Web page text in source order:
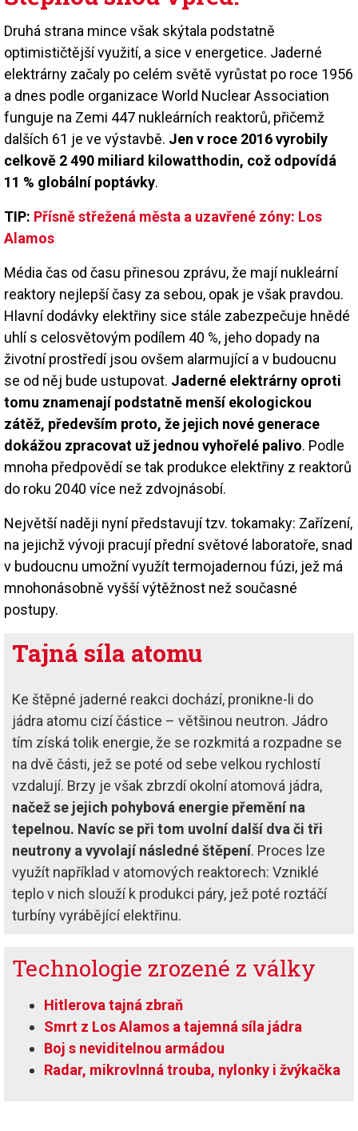
Druhá strana mince však skýtala podstatně
optimističtější využití, a sice v energetice. Jaderné
elektrárny začaly po celém světě vyrůstat po roce 1956
a dnes podle organizace World Nuclear Association
funguje na Zemi 447 nukleárních reaktorů, přičemž
dalších 61 je ve výstavbě. Jen v roce 2016 vyrobily
celkově 2 490 miliard kilowatthodin, což odpovídá
11 % globální poptávky.
TIP: Přísně střežená města a uzavřené zóny: Los
Alamos
Média čas od času přinesou zprávu, že mají nukleární
reaktory nejlepší časy za sebou, opak je však pravdou.
Hlavní dodávky elektřiny sice stále zabezpečuje hnědé
uhlí s celosvětovým podílem 40 %, jeho dopady na
životní prostředí jsou ovšem alarmující a v budoucnu
se od něj bude ustupovat. Jaderné elektrárny oproti
tomu znamenají podstatně menší ekologickou
zátěž, především proto, že jejich nové generace
dokážou zpracovat už jednou vyhořelé palivo. Podle
mnoha předpovědí se tak produkce elektřiny z reaktorů
do roku 2040 více než zdvojnásobí.
Největší naději nyní představují tzv. tokamaky: Zařízení,
na jejichž vývoji pracují přední světové laboratoře, snad
v budoucnu umožní využít termojadernou fúzi, jež má
mnohonásobně vyšší výtěžnost než současné
postupy.
Tajná síla atomu
Ke štěpné jaderné reakci dochází, pronikne-li do
jádra atomu cizí částice – většinou neutron. Jádro
tím získá tolik energie, že se rozkmitá a rozpadne se
na dvě části, jež se poté od sebe velkou rychlostí
vzdalují. Brzy je však zbrzdí okolní atomová jádra,
načež se jejich pohybová energie přemění na
tepelnou. Navíc se při tom uvolní další dva či tři
neutrony a vyvolají následné štěpení. Proces lze
využít například v atomových reaktorech: Vzniklé
teplo v nich slouží k produkci páry, jež poté roztáčí
turbíny vyrábějící elektřinu.
Technologie zrozené z války
Hitlerova tajná zbraň
Smrt z Los Alamos a tajemná síla jádra
Boj s neviditelnou armádou
Radar, mikrovlnná trouba, nylonky i žvýkačka